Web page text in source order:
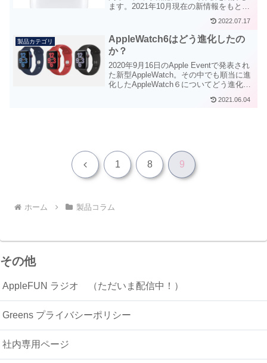
ます。2021年10月現在の新情報をもとに
記事を修正加筆をいたしました。
AirPodsPro ¥30,580-(税込)2019年10月28
日発売のノイズキャンセリング機能付き
完全ワイヤレスイヤホン。
2022.07.17
製品カテゴリ
AppleWatch6はどう進化したの
か？
2020年9月16日のApple Eventで発表され
た新型AppleWatch。その中でも順当に進
化したAppleWatch６についてどう進化し
ご紹介します。またその後実際に使用し
2021.06.04
前 1 8 9
ホーム 製品コラム
その他
AppleFUN ラジオ （ただいま配信中！）
Greens プライバシーポリシー
社内専用ページ